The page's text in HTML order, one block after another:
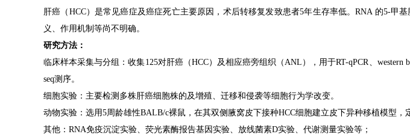
肝癌（ HCC）是常见癌症及癌症死亡主要原因，术后转移复发致患者5年生存率低。RNA 的5-甲基
义、作用机制等尚不明确。
研究方法：
临床样本采集与分组：收集125对肝癌（HCC）及相应癌旁组织（ANL ），用于RT-qPCR、 western
seq测序。
细胞实验：主要检测多株肝癌细胞株的及增殖、迁移和侵袭等细胞行为学改变。
动物实验：选用5周龄雄性BALB/c裸鼠，在其双侧腋窝皮下接种HCC细胞建立皮下异种移植模型，
其他： RNA免疫沉淀实验、荧光素酶报告基因实验、放线菌素D实验、代谢测量实验等；